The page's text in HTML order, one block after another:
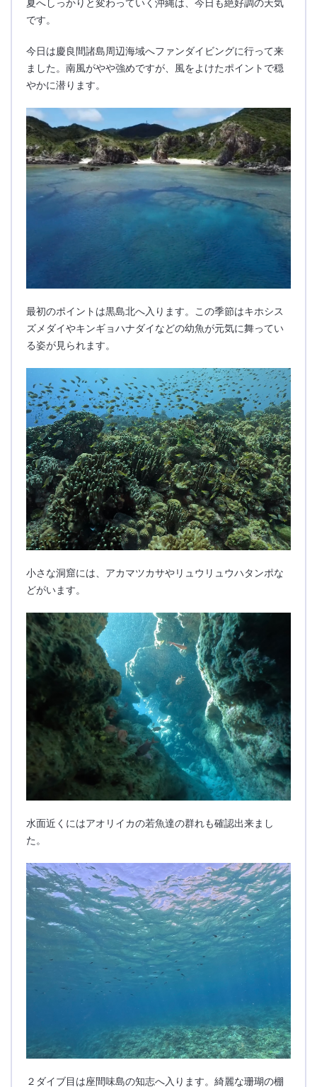
です。
今日は慶良間諸島周辺海域へファンダイビングに行って来
ました。南風がやや強めですが、風をよけたポイントで穏
やかに潜ります。
最初のポイントは黒島北へ入ります。この季節はキホシス
ズメダイやキンギョハナダイなどの幼魚が元気に舞ってい
る姿が見られます。
小さな洞窟には、アカマツカサやリュウリュウハタンポな
どがいます。
水面近くにはアオリイカの若魚達の群れも確認出来まし
た。
２ダイブ目は座間味島の知志へ入ります。綺麗な珊瑚の棚